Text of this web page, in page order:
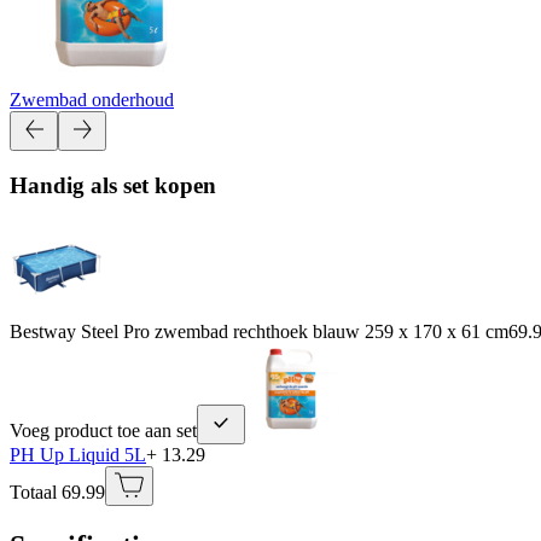
Zwembad onderhoud
Handig als set kopen
Bestway Steel Pro zwembad rechthoek blauw 259 x 170 x 61 cm
Voeg product toe aan set
PH Up Liquid 5L+ 13.29
Totaal 69.99